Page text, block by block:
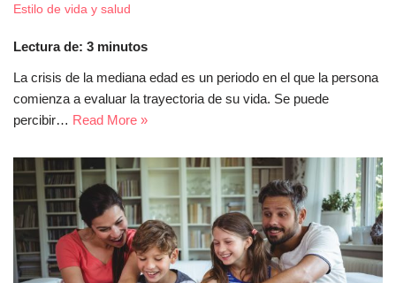
Estilo de vida y salud
Lectura de: 3 minutos
La crisis de la mediana edad es un periodo en el que la persona
comienza a evaluar la trayectoria de su vida. Se puede
percibir… Read More »